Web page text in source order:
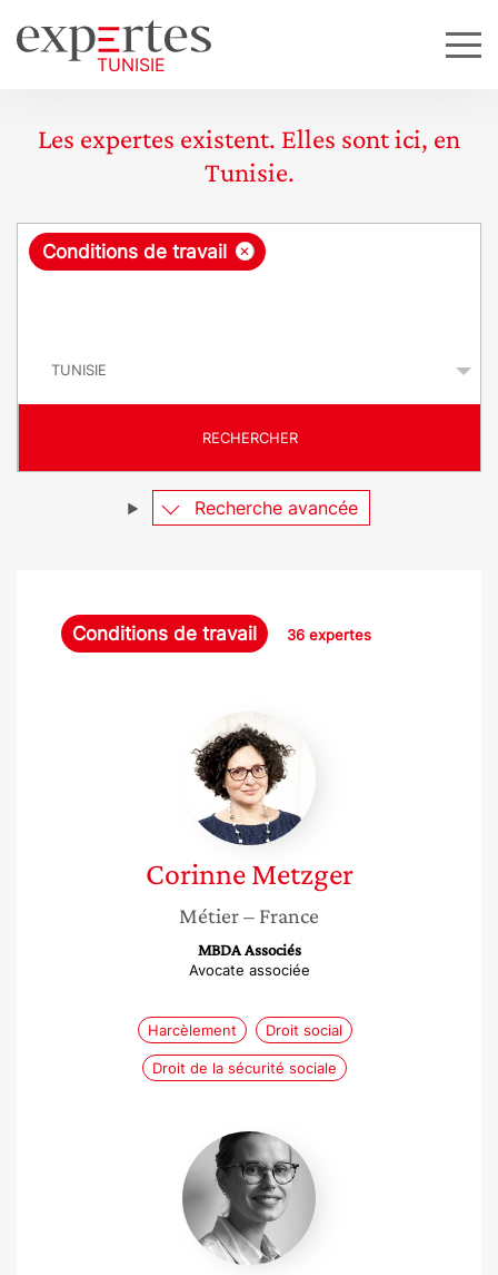
Les expertes existent. Elles sont ici, en
Tunisie.
R
ê
e
×
Conditions de travail
RECHERCHER
Recherche avancée
Conditions de travail 36 expertes
Corinne
Metzger
Corinne Metzger
Métier– France
MBDA Associés
Avocate associée
Harcèlement Droit social
Droit de la sécurité sociale
Marianne
Le
Gagneur